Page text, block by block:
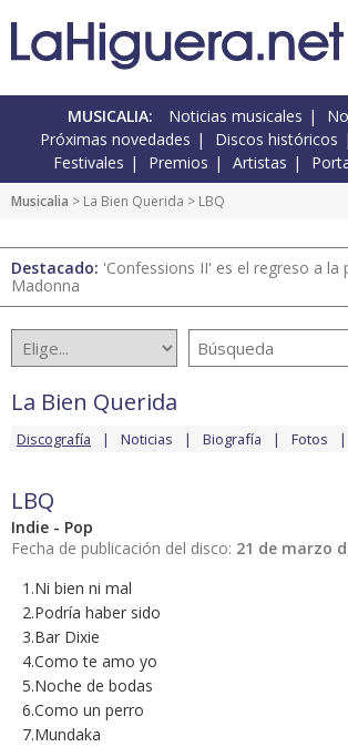
MUSICALIA: Noticias musicales
Próximas novedades
Discos históricos
Festivales
Premios Artistas
Musicalia > La Bien Querida > LBQ
Destacado: 'Confessions II' es el regreso a la
Madonna
La Bien Querida
Discografía Noticias Biografía Fotos
LBQ
Indie - Pop
Fecha de publicación del disco: 21 de marzo
1.Ni bien ni mal
2.Podría haber sido
3.Bar Dixie
4.Como te amo yo
5.Noche de bodas
6.Como un perro
7.Mundaka